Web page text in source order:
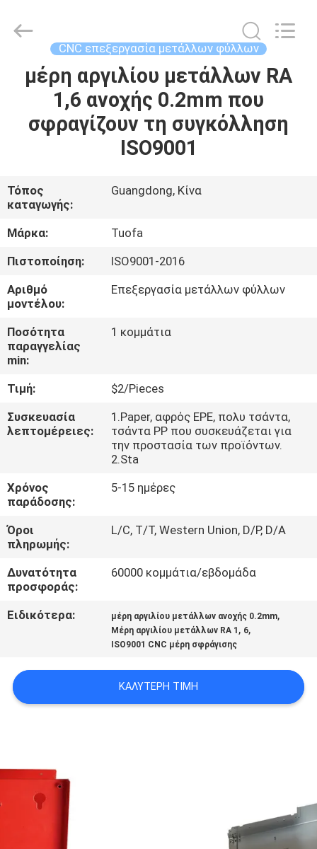
ΣΠΊΤΙ
ΠΡΟΪΌΝΤΑ
ΜΕ
ΕΜΆΣ
ΕΠΙΣΚΈΨΕΙΣ
ΣΤΟ
ΕΡΓΟΣΤΆΣΙΟ
ΈΛΕΓΧΟΣ
ΠΟΙΌΤΗΤΑΣ
ΕΠΙΚΟΙΝΩΝΉΣΤΕ
ΜΑΖΊ
ΕΙΔΉΣΕΙΣ
ΜΙΑ
ΠΡΟΣΦΟΡΆ
ΙΣΤΟΣΕΛΊΔΑΣ
Tuofa
Technology
Reserved.
CNC επεξεργασία μετάλλων φύλλων
μέρη αργιλίου μετάλλων RA
1,6 ανοχής 0.2mm που
σφραγίζουν τη συγκόλληση
ISO9001
Τόπος
καταγωγής:
Guangdong, Κίνα
Μάρκα:
Tuofa
Πιστοποίηση:
ISO9001-2016
Αριθμό
μοντέλου:
Επεξεργασία μετάλλων φύλλων
Ποσότητα
παραγγελίας
min:
1 κομμάτια
Τιμή:
$2/Pieces
Συσκευασία
λεπτομέρειες:
1.Paper, αφρός EPE, πολυ τσάντα,
τσάντα PP που συσκευάζεται για
την προστασία των προϊόντων.
2.Sta
Χρόνος
παράδοσης:
5-15 ημέρες
Όροι
πληρωμής:
L/C, T/T, Western Union, D/P, D/A
Δυνατότητα
προσφοράς:
60000 κομμάτια/εβδομάδα
Ειδικότερα: μέρη αργιλίου μετάλλων ανοχής 0.2mm,
Μέρη αργιλίου μετάλλων RA 1 , 6,
ISO9001 CNC μέρη σφράγισης
ΚΑΛΎΤΕΡΗ ΤΙΜΉ